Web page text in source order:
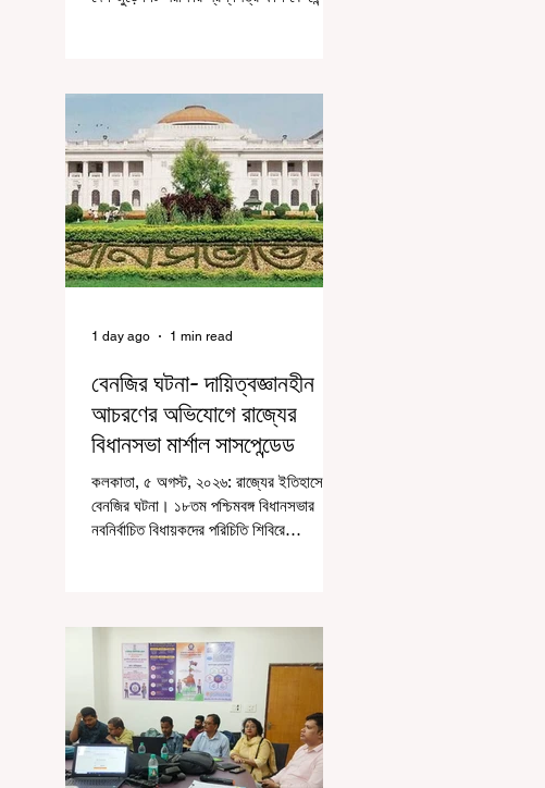
আন্দোলনকারীরা দেশ বিরোধী কার্যকলাপের সঙ্গে
জড়িত এবং টাকা নিয়ে আন্দোলনে নেমেছে, সেটাই
ছিল মূল প্রতিপাদ্য সেই সব মানুষদের। কিন্তু
যেই সরকারের বিরুদ্ধে আন্দোলন, সেই সরকার
শিক্ষামন্ত্রীর পদত্যাগ করানোর পাশাপাশি ছাত্রদের
বাকি দাবিগুলিও ম
বেনজির ঘটনা- দায়িত্বজ্ঞানহীন
আচরণের অভিযোগে রাজ্যের
বিধানসভা মার্শাল সাসপেন্ডেড
কলকাতা, ৫ অগস্ট, ২০২৬: রাজ্যের ইতিহাসে
বেনজির ঘটনা। ১৮তম পশ্চিমবঙ্গ বিধানসভার
নবনির্বাচিত বিধায়কদের পরিচিতি শিবিরে
তাঁর পদচ্যুতির লিখিত নির্দেশনামা জারি করা হয়।
বিধানসভার ইতিহাসে, কোনও পদে থাকা মার্শালকে
সাসপেন্ড করার ঘটনা রাজ্যে এই প্রথম।
বিধানসভার নবনির্বাচিত বিধায়কদের নিয়ে আয়োজিত
উচ্চপর্যায়ের ওরিয়েন্টেশন বা পরিচিতি শিবিরে দায়িত্ব
পালনের ক্ষেত্রে একা
1 day ago 1 min read